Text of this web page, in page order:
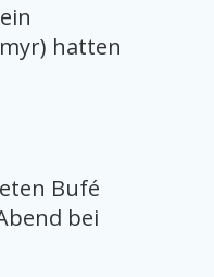
hatten
Bufé
bei